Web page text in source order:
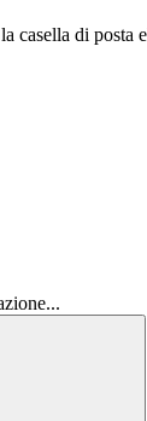
casella di posta